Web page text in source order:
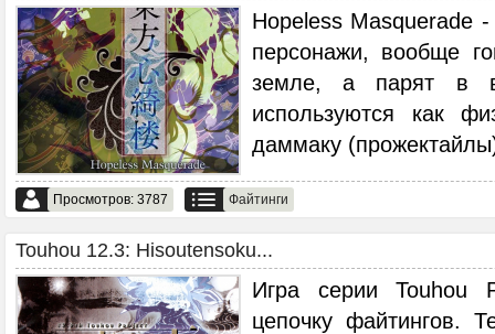
Hopeless Masquerade
персонажи, вообще
земле, а парят в
используются как
даммаку
Просмотров: 3787 Файтинги
Touhou 12.3: Hisoutensoku...
Игра серии Touhou
цепочку файтингов.